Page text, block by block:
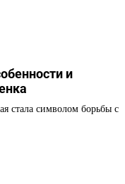
и
стала символом борьбы с